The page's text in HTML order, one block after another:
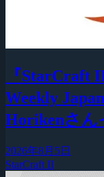
『StarCraft
Weekly
Horikenさん
2026年8月5日
StarCraft II